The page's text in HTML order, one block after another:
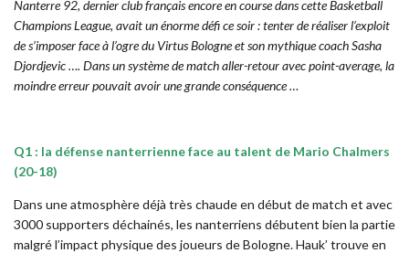
Nanterre 92, dernier club français encore en course dans cette Basketball
Champions League, avait un énorme défi ce soir : tenter de réaliser l’exploit
de s’imposer face à l’ogre du Virtus Bologne et son mythique coach Sasha
Djordjevic …. Dans un système de match aller-retour avec point-average, la
moindre erreur pouvait avoir une grande conséquence …
Q1 : la défense nanterrienne face au talent de Mario Chalmers
(20-18)
Dans une atmosphère déjà très chaude en début de match et avec
3000 supporters déchainés, les nanterriens débutent bien la partie
malgré l’impact physique des joueurs de Bologne. Hauk’ trouve en